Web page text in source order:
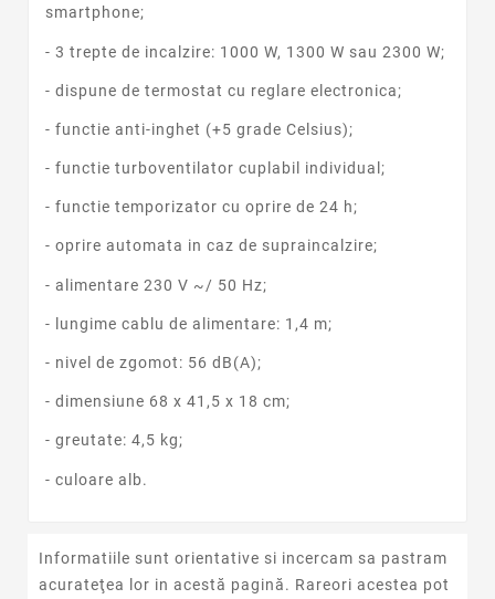
smartphone;
- 3 trepte de incalzire: 1000 W, 1300 W sau 2300 W;
- dispune de termostat cu reglare electronica;
- functie anti-inghet (+5 grade Celsius);
- functie turboventilator cuplabil individual;
- functie temporizator cu oprire de 24 h;
- oprire automata in caz de supraincalzire;
- alimentare 230 V ~/ 50 Hz;
- lungime cablu de alimentare: 1,4 m;
- nivel de zgomot: 56 dB(A);
- dimensiune 68 x 41,5 x 18 cm;
- greutate: 4,5 kg;
- culoare alb.
Informatiile sunt orientative si incercam sa pastram
acurateţea lor in acestă pagină. Rareori acestea pot